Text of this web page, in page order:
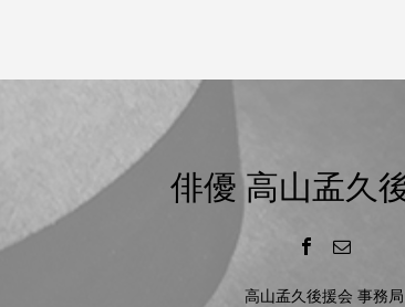
俳優 高山孟久
高山孟久後援会 事務局